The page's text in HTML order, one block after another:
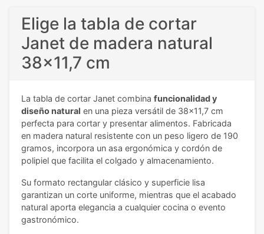
Elige la tabla de cortar
Janet de madera natural
38x11,7 cm
La tabla de cortar Janet combina funcionalidad y
diseño natural en una pieza versátil de 38x11,7 cm
perfecta para cortar y presentar alimentos. Fabricada
en madera natural resistente con un peso ligero de 190
gramos, incorpora un asa ergonómica y cordón de
polipiel que facilita el colgado y almacenamiento.
Su formato rectangular clásico y superficie lisa
garantizan un corte uniforme, mientras que el acabado
natural aporta elegancia a cualquier cocina o evento
gastronómico.